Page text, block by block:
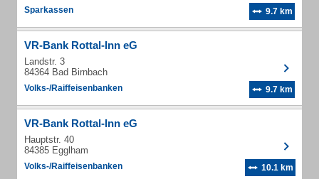
Sparkassen 9.7 km
VR-Bank Rottal-Inn eG
Landstr. 3
84364 Bad Birnbach
Volks-/Raiffeisenbanken 9.7 km
VR-Bank Rottal-Inn eG
Hauptstr. 40
84385 Egglham
Volks-/Raiffeisenbanken 10.1 km